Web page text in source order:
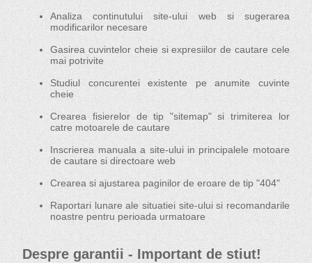
Analiza continutului site-ului web si sugerarea
modificarilor necesare
Gasirea cuvintelor cheie si expresiilor de cautare cele
mai potrivite
Studiul concurentei existente pe anumite cuvinte
cheie
Crearea fisierelor de tip "sitemap" si trimiterea lor
catre motoarele de cautare
Inscrierea manuala a site-ului in principalele motoare
de cautare si directoare web
Crearea si ajustarea paginilor de eroare de tip "404"
Raportari lunare ale situatiei site-ului si recomandarile
noastre pentru perioada urmatoare
Despre garantii - Important de stiut!